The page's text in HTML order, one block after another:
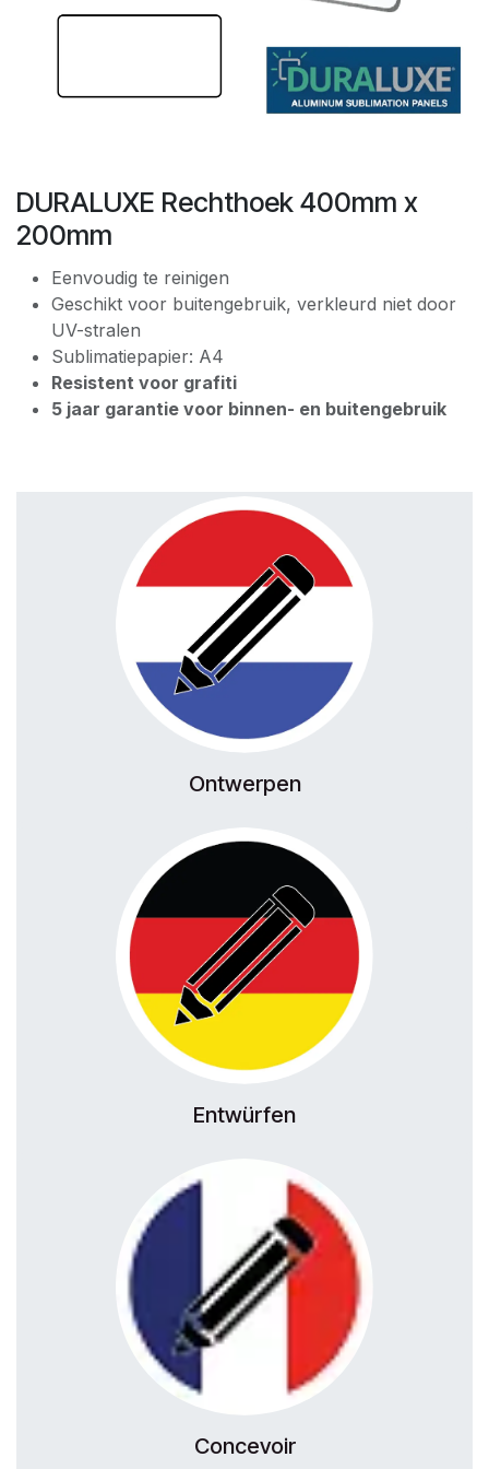
DURALUXE Rechthoek 400mm x
200mm
Eenvoudig te reinigen
Geschikt voor buitengebruik, verkleurd niet door
UV-stralen
Sublimatiepapier: A4
Resistent voor grafiti
5 jaar garantie voor binnen- en buitengebruik
Ontwerpen
Entwürfen
Concevoir